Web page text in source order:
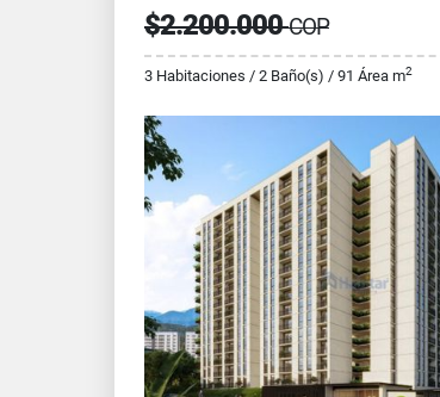
$2.200.000COP
3 Habitaciones / 2 Baño(s) / 91 Área m2